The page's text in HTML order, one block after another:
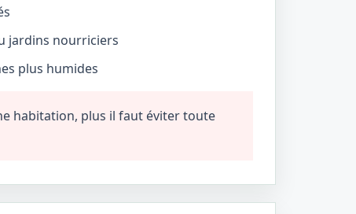
jardins nourriciers
plus humides
habitation, plus il faut éviter toute